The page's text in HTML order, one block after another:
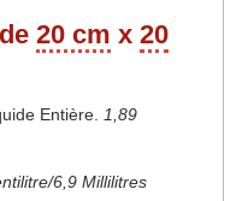
20 cm x 20
Entière. 1,89
6,9 Millilitres